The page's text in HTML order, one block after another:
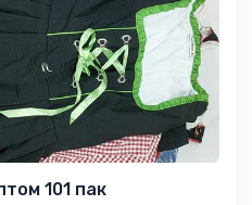
101 пак